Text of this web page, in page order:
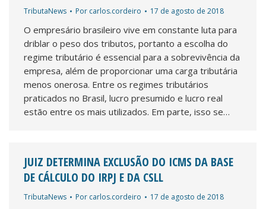
TributaNews Por carlos.cordeiro 17 de agosto de 2018
O empresário brasileiro vive em constante luta para
driblar o peso dos tributos, portanto a escolha do
regime tributário é essencial para a sobrevivência da
empresa, além de proporcionar uma carga tributária
menos onerosa. Entre os regimes tributários
praticados no Brasil, lucro presumido e lucro real
estão entre os mais utilizados. Em parte, isso se…
JUIZ DETERMINA EXCLUSÃO DO ICMS DA BASE
DE CÁLCULO DO IRPJ E DA CSLL
TributaNews Por carlos.cordeiro 17 de agosto de 2018